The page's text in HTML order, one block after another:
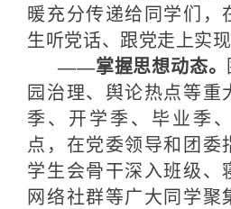
暖充分传递给同学们，
生听党话、跟党走上实现
——掌握思想动态。
园治理、舆论热点等重
季、开学季、毕业季
点，在党委领导和团委
学生会骨干深入班级、
网络社群等广大同学聚